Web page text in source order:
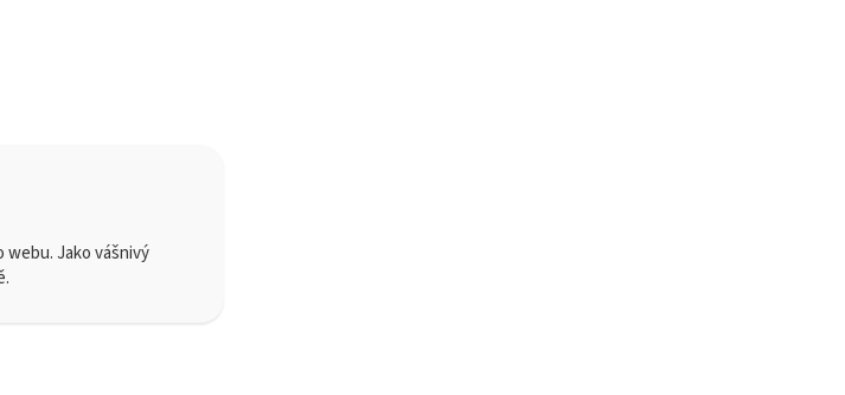
Jako vášnivý